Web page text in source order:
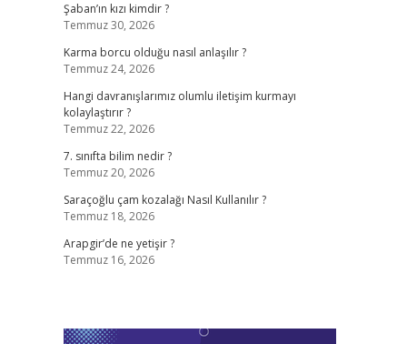
Şaban’ın kızı kimdir ?
Temmuz 30, 2026
Karma borcu olduğu nasıl anlaşılır ?
Temmuz 24, 2026
Hangi davranışlarımız olumlu iletişim kurmayı
kolaylaştırır ?
Temmuz 22, 2026
7. sınıfta bilim nedir ?
Temmuz 20, 2026
Saraçoğlu çam kozalağı Nasıl Kullanılır ?
Temmuz 18, 2026
Arapgir’de ne yetişir ?
Temmuz 16, 2026